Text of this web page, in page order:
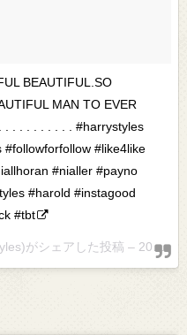
BEAUTIFUL.SO
MAN TO EVER
. . . . . . . . . . #harrystyles
#like4like
#nialler #payno
#harold #instagood
#tbt
がシェアした投稿 – 2017 9月 3 6:10午前 PDT